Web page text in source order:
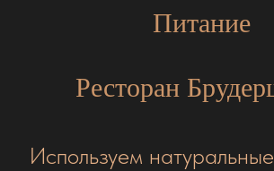
Питание
Ресторан
Используем